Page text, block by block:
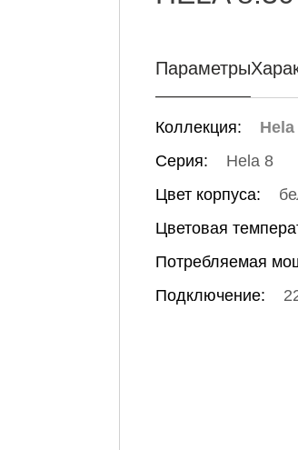
Параметры
Коллекция:
Hela
Серия:
Hela 8
Цвет корпуса:
Цветовая
Потребляемая
Подключение: